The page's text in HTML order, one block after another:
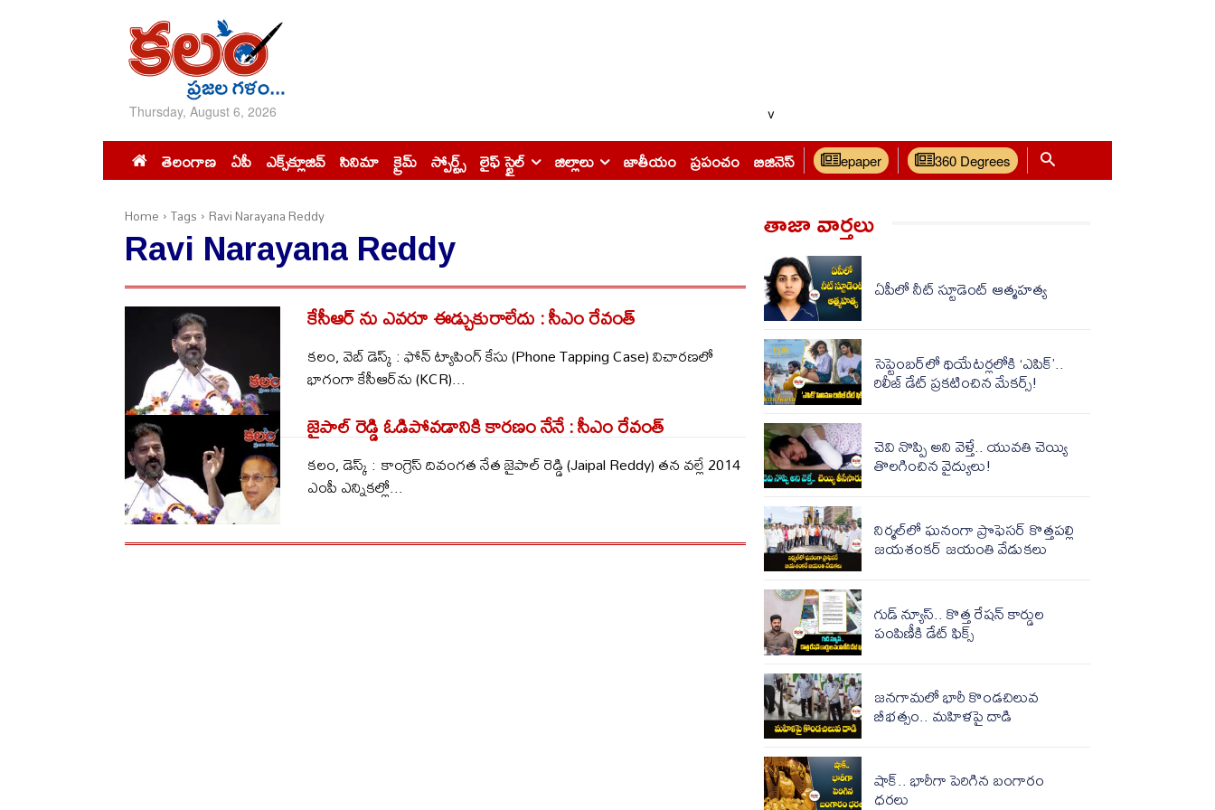
Thursday, August 6, 2026 v
తెలంగాణ ఏపీ ఎక్స్‌క్లూజివ్‌ సినిమా క్రైమ్ స్పోర్ట్స్ లైఫ్ స్టైల్ జిల్లాలు జాతీయం ప్రపంచం బిజినెస్ epaper 360 Degrees
Home Tags Ravi Narayana Reddy
Ravi Narayana Reddy
కేసీఆర్​ ను ఎవరూ ఈడ్చుకురాలేదు : సీఎం రేవంత్​
కలం, వెబ్​ డెస్క్​ : ఫోన్​ ట్యాపింగ్​ కేసు (Phone Tapping Case) విచారణలో
భాగంగా కేసీఆర్‌ను (KCR)...
జైపాల్ రెడ్డి ఓడిపోవడానికి కారణం నేనే : సీఎం రేవంత్
కలం, డెస్క్ : కాంగ్రెస్ దివంగత నేత జైపాల్ రెడ్డి (Jaipal Reddy) తన వల్లే 2014
ఎంపీ ఎన్నికల్లో...
తాజా వార్త‌లు
ఏపీలో నీట్ స్టూడెంట్ ఆత్మ‌హ‌త్య‌
సెప్టెంబర్‌లో థియేటర్లలోకి ‘ఎపిక్’..
రిలీజ్ డేట్ ప్రకటించిన మేకర్స్!
చెవి నొప్పి అని వెళ్తే.. యువతి చెయ్యి
తొలగించిన వైద్యులు!
నిర్మల్‌లో ఘనంగా ప్రొఫెసర్ కొత్తపల్లి
జయశంకర్ జయంతి వేడుకలు
గుడ్ న్యూస్‌.. కొత్త రేష‌న్ కార్డుల
పంపిణీకి డేట్ ఫిక్స్‌
జనగామలో భారీ కొండచిలువ
బీభత్సం.. మహిళపై దాడి
షాక్.. భారీగా పెరిగిన బంగారం
ధరలు